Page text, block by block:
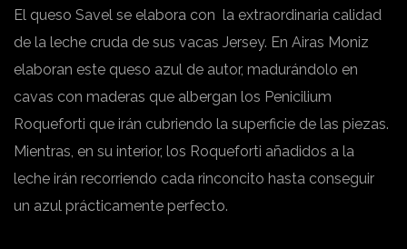
El queso Savel se elabora con la extraordinaria calidad
de la leche cruda de sus vacas Jersey. En Airas Moniz
elaboran este queso azul de autor, madurándolo en
cavas con maderas que albergan los Penicilium
Roqueforti que irán cubriendo la superficie de las piezas.
Mientras, en su interior, los Roqueforti añadidos a la
leche irán recorriendo cada rinconcito hasta conseguir
un azul prácticamente perfecto.